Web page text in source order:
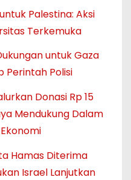
Palestina: Aksi
Terkemuka
untuk Gaza
Perintah Polisi
Donasi Rp 15
Mendukung Dalam
Hamas Diterima
Israel Lanjutkan